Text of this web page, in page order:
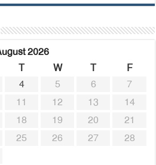
2026
T W T
F
4 5 6
7
11 12 13
14
18 19 20
21
25 26 27
28